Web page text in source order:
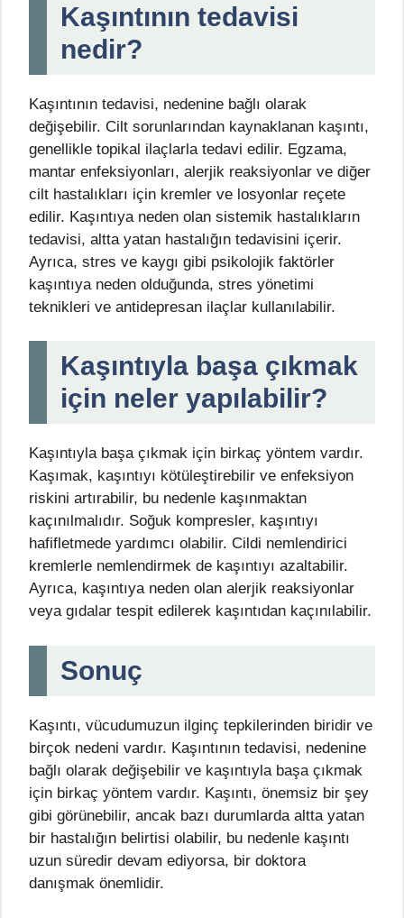
Kaşıntının tedavisi
nedir?
Kaşıntının tedavisi, nedenine bağlı olarak
değişebilir. Cilt sorunlarından kaynaklanan kaşıntı,
genellikle topikal ilaçlarla tedavi edilir. Egzama,
mantar enfeksiyonları, alerjik reaksiyonlar ve diğer
cilt hastalıkları için kremler ve losyonlar reçete
edilir. Kaşıntıya neden olan sistemik hastalıkların
tedavisi, altta yatan hastalığın tedavisini içerir.
Ayrıca, stres ve kaygı gibi psikolojik faktörler
kaşıntıya neden olduğunda, stres yönetimi
teknikleri ve antidepresan ilaçlar kullanılabilir.
Kaşıntıyla başa çıkmak
için neler yapılabilir?
Kaşıntıyla başa çıkmak için birkaç yöntem vardır.
Kaşımak, kaşıntıyı kötüleştirebilir ve enfeksiyon
riskini artırabilir, bu nedenle kaşınmaktan
kaçınılmalıdır. Soğuk kompresler, kaşıntıyı
hafifletmede yardımcı olabilir. Cildi nemlendirici
kremlerle nemlendirmek de kaşıntıyı azaltabilir.
Ayrıca, kaşıntıya neden olan alerjik reaksiyonlar
veya gıdalar tespit edilerek kaşıntıdan kaçınılabilir.
Sonuç
Kaşıntı, vücudumuzun ilginç tepkilerinden biridir ve
birçok nedeni vardır. Kaşıntının tedavisi, nedenine
bağlı olarak değişebilir ve kaşıntıyla başa çıkmak
için birkaç yöntem vardır. Kaşıntı, önemsiz bir şey
gibi görünebilir, ancak bazı durumlarda altta yatan
bir hastalığın belirtisi olabilir, bu nedenle kaşıntı
uzun süredir devam ediyorsa, bir doktora
danışmak önemlidir.